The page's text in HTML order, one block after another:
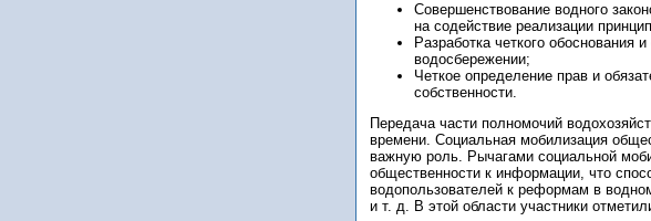
Совершенствование водного
на содействие реализации
Разработка четкого обоснования
водосбережении;
Четкое определение прав и
собственности.
Передача части полномочий
времени. Социальная мобилизация
важную роль. Рычагами социальной
общественности к информации, что
водопользователей к реформам в
и т. д. В этой области участники